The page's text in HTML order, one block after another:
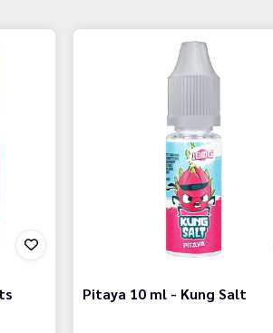
Pitaya 10 ml - Kung Salt